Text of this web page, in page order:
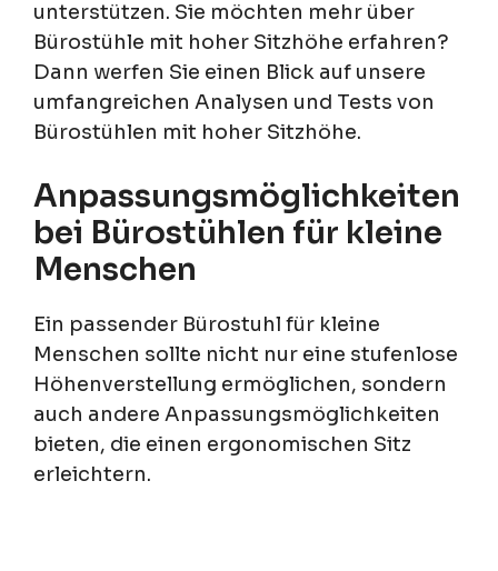
unterstützen. Sie möchten mehr über
Bürostühle mit hoher Sitzhöhe erfahren?
Dann werfen Sie einen Blick auf unsere
umfangreichen Analysen und Tests von
Bürostühlen mit hoher Sitzhöhe.
Anpassungsmöglichkeiten
bei Bürostühlen für kleine
Menschen
Ein passender Bürostuhl für kleine
Menschen sollte nicht nur eine stufenlose
Höhenverstellung ermöglichen, sondern
auch andere Anpassungsmöglichkeiten
bieten, die einen ergonomischen Sitz
erleichtern.